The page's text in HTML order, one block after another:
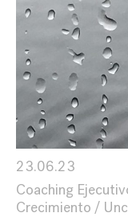
23.06.23
Coaching
Crecimiento